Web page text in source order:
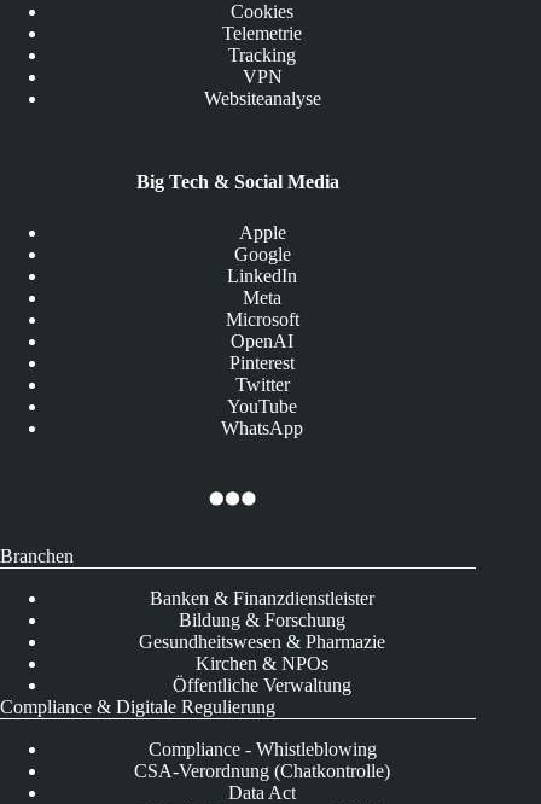
Cookies
Telemetrie
Tracking
VPN
Websiteanalyse
Big Tech & Social Media
Apple
Google
LinkedIn
Meta
Microsoft
OpenAI
Pinterest
Twitter
YouTube
WhatsApp
Branchen
Banken & Finanzdienstleister
Bildung & Forschung
Gesundheitswesen & Pharmazie
Kirchen & NPOs
Öffentliche Verwaltung
Compliance & Digitale Regulierung
Compliance - Whistleblowing
CSA-Verordnung (Chatkontrolle)
Data Act